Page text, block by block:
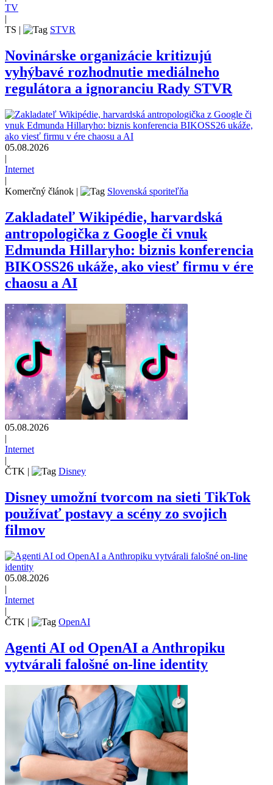
TV
TS
STVR
Novinárske organizácie kritizujú
vyhýbavé rozhodnutie mediálneho
regulátora a ignoranciu Rady STVR
05.08.2026
|
Internet
|
Komerčný článok | Slovenská sporiteľňa
Zakladateľ Wikipédie, harvardská
antropologička z Google či vnuk
Edmunda Hillaryho: biznis konferencia
BIKOSS26 ukáže, ako viesť firmu v ére
chaosu a AI
05.08.2026
|
Internet
|
ČTK | Disney
Disney umožní tvorcom na sieti TikTok
používať postavy a scény zo svojich
filmov
05.08.2026
|
Internet
|
ČTK | OpenAI
Agenti AI od OpenAI a Anthropiku
vytvárali falošné on-line identity